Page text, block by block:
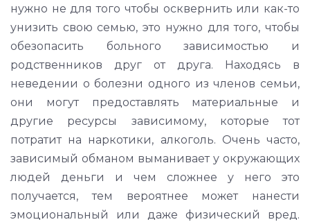
нужно не для того чтобы осквернить или как-то
унизить свою семью, это нужно для того, чтобы
обезопасить больного зависимостью и
родственников друг от друга. Находясь в
неведении о болезни одного из членов семьи,
они могут предоставлять материальные и
другие ресурсы зависимому, которые тот
потратит на наркотики, алкоголь. Очень часто,
зависимый обманом выманивает у окружающих
людей деньги и чем сложнее у него это
получается, тем вероятнее может нанести
эмоциональный или даже физический вред.